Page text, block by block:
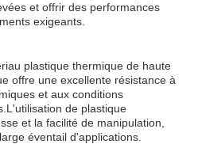
et offrir des performances
exigeants.
plastique thermique de haute
offre une excellente résistance à
et aux conditions
de plastique
et la facilité de manipulation,
éventail d'applications.